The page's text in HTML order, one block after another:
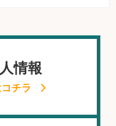
情報
チラ